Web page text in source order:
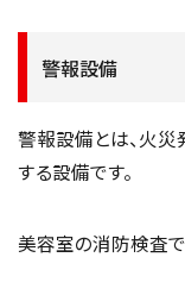
警報設備
警報設備とは、火
する設備です。
美容室の消防検査で